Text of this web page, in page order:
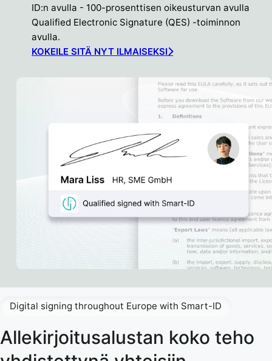
ID:n avulla - 100-prosenttisen oikeusturvan avulla
Qualified Electronic Signature (QES) -toiminnon
avulla.
KOKEILE SITÄ NYT ILMAISEKSI
Allekirjoitusalustan koko teho
Digital signing throughout Europe with Smart-ID